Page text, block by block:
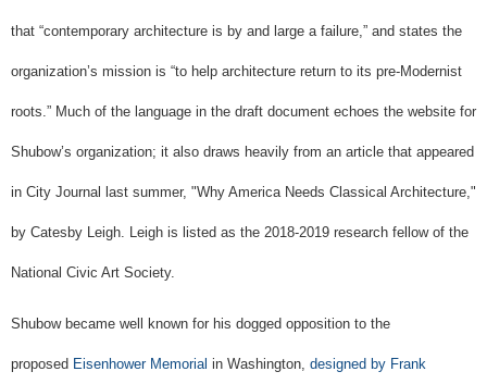
that “contemporary architecture is by and large a failure,” and states the
organization’s mission is “to help architecture return to its pre-Modernist
roots.” Much of the language in the draft document echoes the website for
Shubow’s organization; it also draws heavily from an article that appeared
in City Journal last summer, "Why America Needs Classical Architecture,"
by Catesby Leigh. Leigh is listed as the 2018-2019 research fellow of the
National Civic Art Society.
Shubow became well known for his dogged opposition to the
proposed Eisenhower Memorial in Washington, designed by Frank